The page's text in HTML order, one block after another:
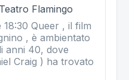
Flamingo
Queer , il film
, è ambientato
anni 40, dove
Craig ) ha trovato